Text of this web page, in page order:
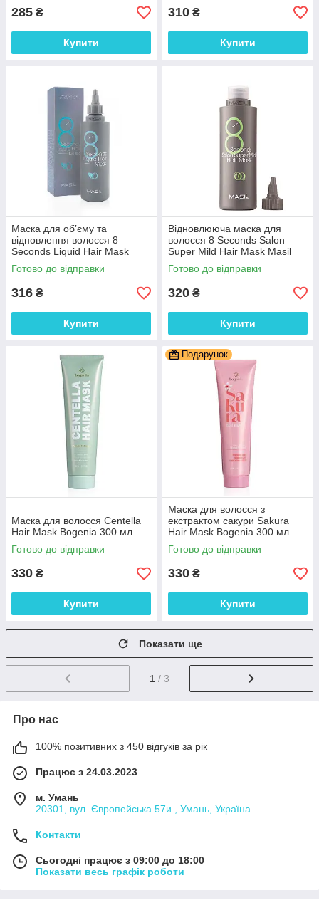
285 ₴
Купити
310 ₴
Купити
Маска для об’єму та
відновлення волосся 8
Seconds Liquid Hair Mask
Masil 100 мл
Готово до відправки
316 ₴
Купити
Відновлююча маска для
волосся 8 Seconds Salon
Super Mild Hair Mask Masil
100 мл
Готово до відправки
320 ₴
Купити
Маска для волосся Centella
Hair Mask Bogenia 300 мл
Готово до відправки
330 ₴
Купити
Подарунок
Маска для волосся з
екстрактом сакури Sakura
Hair Mask Bogenia 300 мл
Готово до відправки
330 ₴
Купити
Показати ще
1 / 3
Про нас
100% позитивних з 450 відгуків за рік
Працює з 24.03.2023
м. Умань
20301, вул. Європейська 57и , Умань, Україна
Контакти
Сьогодні працює з 09:00 до 18:00
Показати весь графік роботи